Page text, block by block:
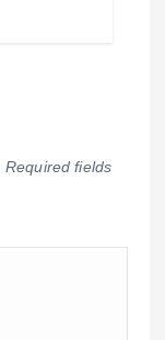
Required fields